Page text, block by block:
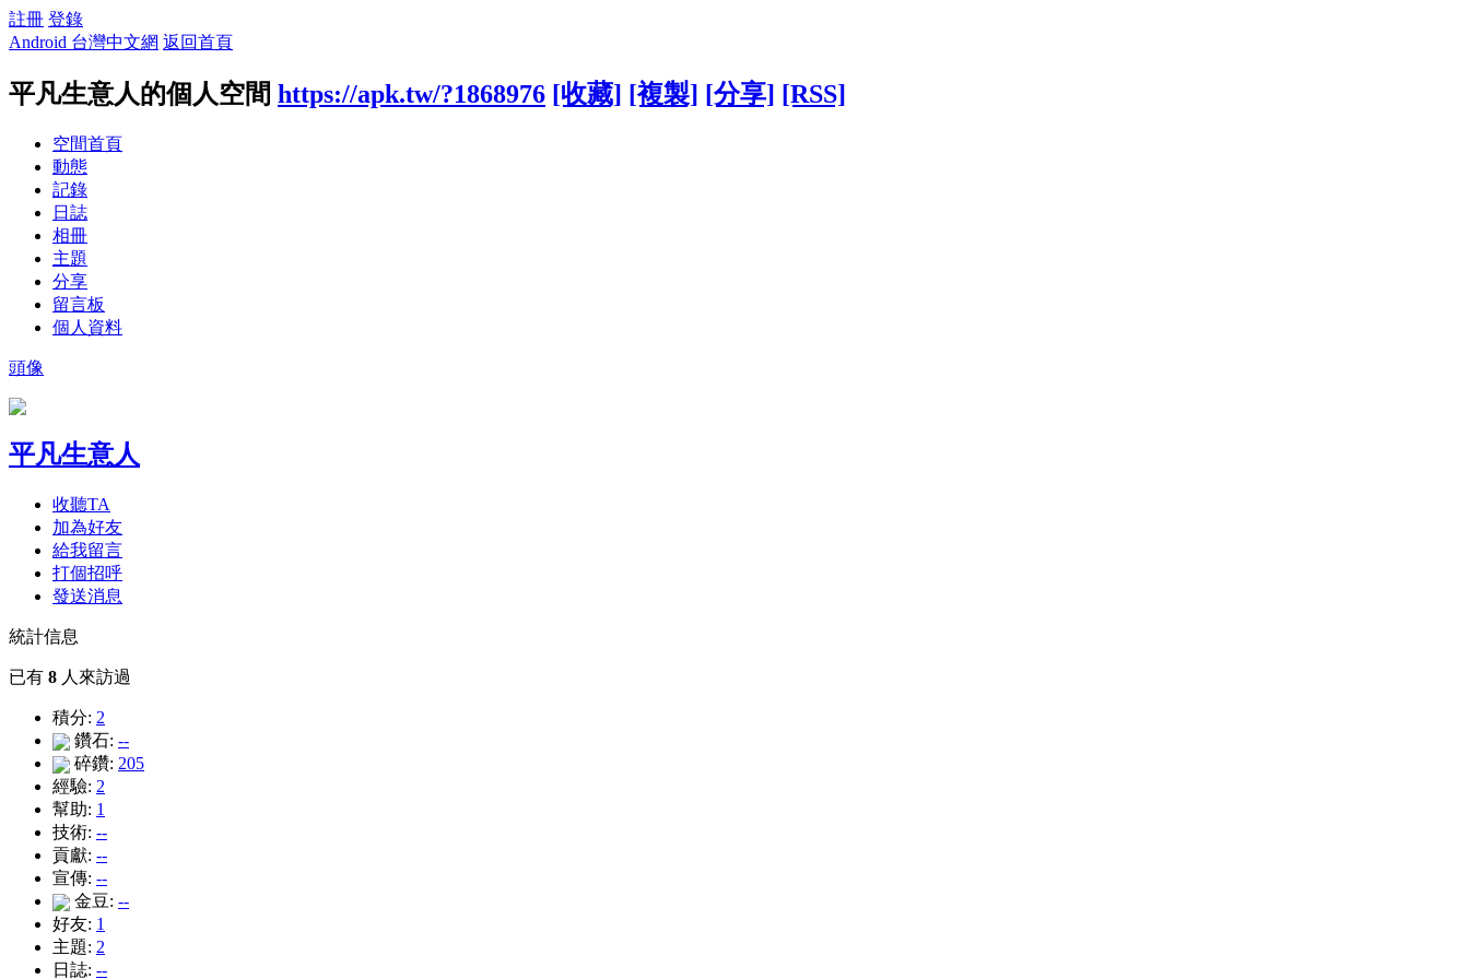
註冊 登錄
Android 台灣中文網 返回首頁
平凡生意人的個人空間 https://apk.tw/?1868976 [收藏] [複製] [分享] [RSS]
空間首頁
動態
記錄
日誌
相冊
主題
分享
留言板
個人資料
頭像
平凡生意人
收聽TA
加為好友
給我留言
打個招呼
發送消息
統計信息
已有 8 人來訪過
積分: 2
鑽石: --
碎鑽: 205
經驗: 2
幫助: 1
技術: --
貢獻: --
宣傳: --
金豆: --
好友: 1
主題: 2
日誌: --